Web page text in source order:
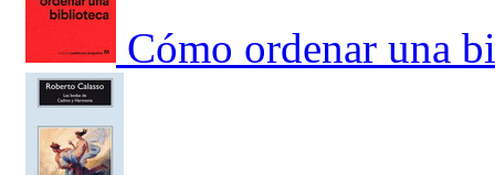
Cómo ordenar una